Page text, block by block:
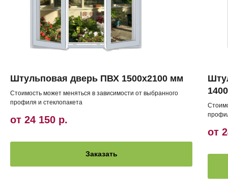
Штульповая дверь ПВХ 1500х2100 мм
Стоимость может меняться в зависимости от выбранного
профиля и стеклопакета
от 24 150 р.
Заказать
от